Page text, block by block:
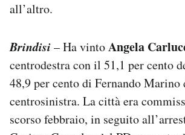
all’altro.
Brindisi– Ha vintoAngela
centrodestra con il 51,1 per cento
48,9 per cento di Fernando Marino
centrosinistra. La città era
scorso febbraio, in seguito